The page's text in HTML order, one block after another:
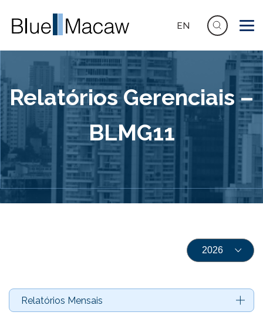
EN
Relatórios Gerenciais –
BLMG11
Relatórios Mensais